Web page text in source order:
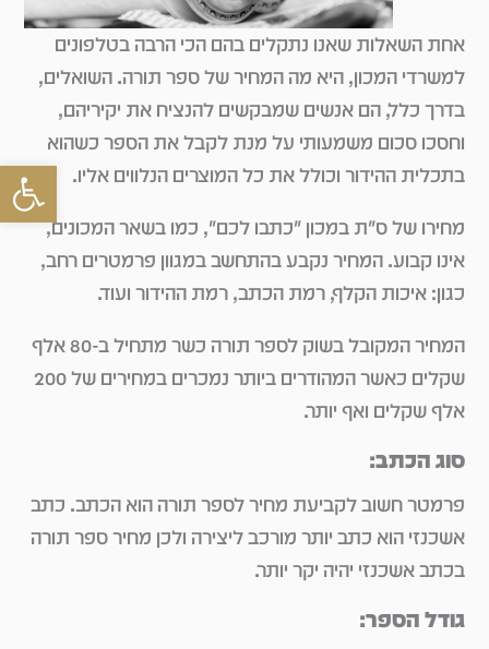
פתח
אחת השאלות שאנו נתקלים בהם הכי הרבה בטלפונים
למשרדי המכון, היא מה המחיר של ספר תורה. השואלים,
בדרך כלל, הם אנשים שמבקשים להנציח את יקיריהם,
וחסכו סכום משמעותי על מנת לקבל את הספר כשהוא
בתכלית ההידור וכולל את כל המוצרים הנלווים אליו.
מחירו של ס"ת במכון "כתבו לכם", כמו בשאר המכונים,
אינו קבוע. המחיר נקבע בהתחשב במגוון פרמטרים רחב,
כגון: איכות הקלף, רמת הכתב, רמת ההידור ועוד.
המחיר המקובל בשוק לספר תורה כשר מתחיל ב-80 אלף
שקלים כאשר המהודרים ביותר נמכרים במחירים של 200
אלף שקלים ואף יותר.
סוג הכתב:
פרמטר חשוב לקביעת מחיר לספר תורה הוא הכתב. כתב
אשכנזי הוא כתב יותר מורכב ליצירה ולכן מחיר ספר תורה
בכתב אשכנזי יהיה יקר יותר.
גודל הספר: